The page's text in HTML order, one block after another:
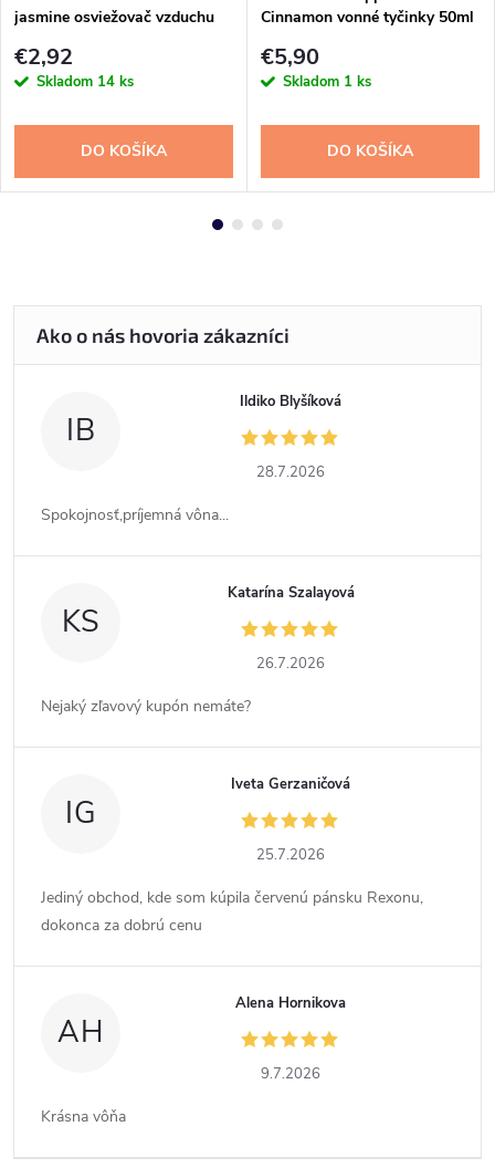
jasmine osviežovač vzduchu
€2,92
Skladom 14 ks
DO KOŠÍKA
Cinnamon vonné tyčinky 50ml
€5,90
Skladom 1 ks
DO KOŠÍKA
IB
Ildiko Blyšíková
28.7.2026
Spokojnosť,príjemná vôna...
KS
Katarína Szalayová
26.7.2026
Nejaký zľavový kupón nemáte?
IG
Iveta Gerzaničová
25.7.2026
Jediný obchod, kde som kúpila červenú pánsku Rexonu,
dokonca za dobrú cenu
AH
Alena Hornikova
9.7.2026
Krásna vôňa